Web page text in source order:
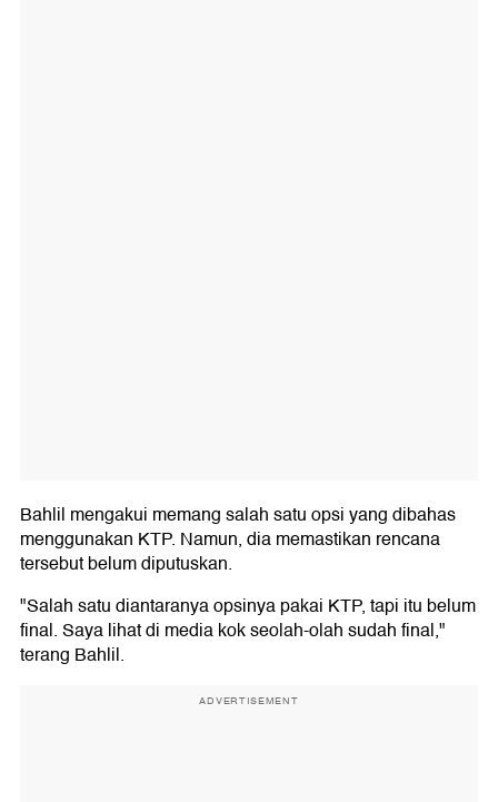
Bahlil mengakui memang salah satu opsi yang dibahas
menggunakan KTP. Namun, dia memastikan rencana
tersebut belum diputuskan.
"Salah satu diantaranya opsinya pakai KTP, tapi itu belum
final. Saya lihat di media kok seolah-olah sudah final,"
terang Bahlil.
ADVERTISEMENT